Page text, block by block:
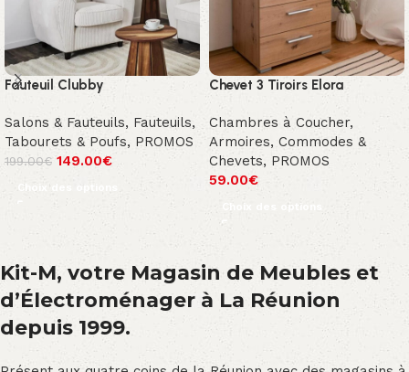
Fauteuil Clubby
Salons & Fauteuils, Fauteuils,
Tabourets & Poufs, PROMOS
199.00€ 149.00€
Choix des options
Chevet 3 Tiroirs Elora
Chambres à Coucher,
Armoires, Commodes &
Chevets, PROMOS
59.00€
Choix des options
Kit-M, votre Magasin de Meubles et
d’Électroménager à La Réunion
depuis 1999.